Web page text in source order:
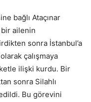
bağlı Ataçınar
ailenin
sonra İstanbul’a
çalışmaya
ilişki kurdu. Bir
sonra Silahlı
Bu görevini